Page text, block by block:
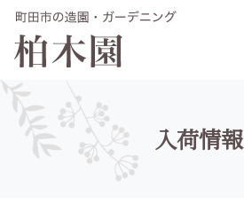
メインナビゲーション
入荷情報